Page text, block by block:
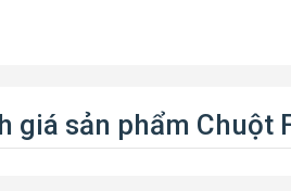
giá sản phẩm Chuột